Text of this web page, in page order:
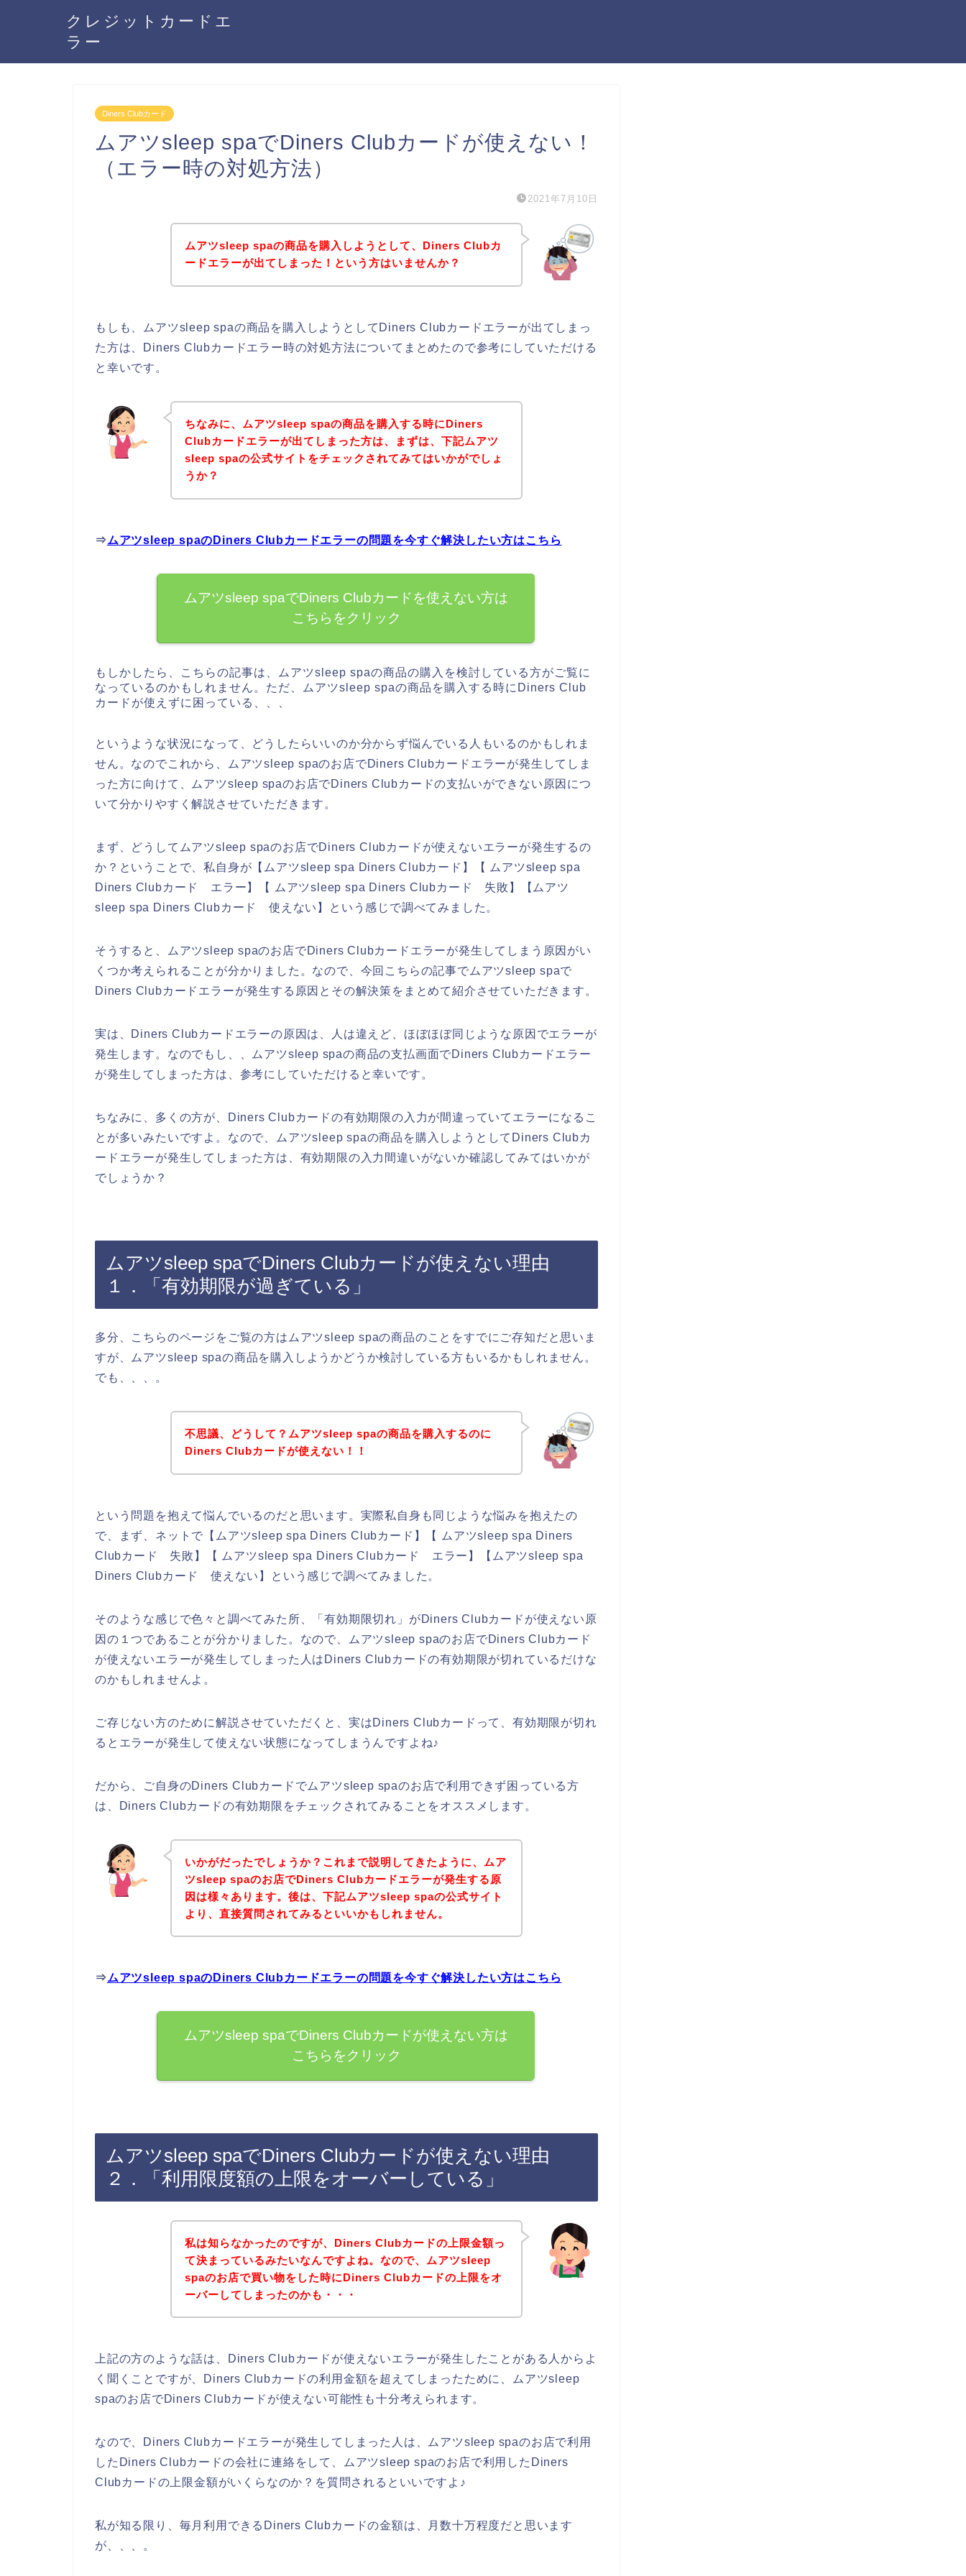
クレジットカードエ
ラー
Diners Clubカード
ムアツsleep spaでDiners Clubカードが使えない！
（エラー時の対処方法）
2021年7月10日
ムアツsleep spaの商品を購入しようとして、Diners Clubカ
ードエラーが出てしまった！という方はいませんか？
もしも、ムアツsleep spaの商品を購入しようとしてDiners Clubカードエラーが出てしまっ
た方は、Diners Clubカードエラー時の対処方法についてまとめたので参考にしていただける
と幸いです。
ちなみに、ムアツsleep spaの商品を購入する時にDiners
Clubカードエラーが出てしまった方は、まずは、下記ムアツ
sleep spaの公式サイトをチェックされてみてはいかがでしょ
うか？
⇒ムアツsleep spaのDiners Clubカードエラーの問題を今すぐ解決したい方はこちら
ムアツsleep spaでDiners Clubカードを使えない方は
こちらをクリック
もしかしたら、こちらの記事は、ムアツsleep spaの商品の購入を検討している方がご覧に
なっているのかもしれません。ただ、ムアツsleep spaの商品を購入する時にDiners Club
カードが使えずに困っている、、、
というような状況になって、どうしたらいいのか分からず悩んでいる人もいるのかもしれま
せん。なのでこれから、ムアツsleep spaのお店でDiners Clubカードエラーが発生してしま
った方に向けて、ムアツsleep spaのお店でDiners Clubカードの支払いができない原因につ
いて分かりやすく解説させていただきます。
まず、どうしてムアツsleep spaのお店でDiners Clubカードが使えないエラーが発生するの
か？ということで、私自身が【ムアツsleep spa Diners Clubカード】【 ムアツsleep spa
Diners Clubカード エラー】【 ムアツsleep spa Diners Clubカード 失敗】【ムアツ
sleep spa Diners Clubカード 使えない】という感じで調べてみました。
そうすると、ムアツsleep spaのお店でDiners Clubカードエラーが発生してしまう原因がい
くつか考えられることが分かりました。なので、今回こちらの記事でムアツsleep spaで
Diners Clubカードエラーが発生する原因とその解決策をまとめて紹介させていただきます。
実は、Diners Clubカードエラーの原因は、人は違えど、ほぼほぼ同じような原因でエラーが
発生します。なのでもし、、ムアツsleep spaの商品の支払画面でDiners Clubカードエラー
が発生してしまった方は、参考にしていただけると幸いです。
ちなみに、多くの方が、Diners Clubカードの有効期限の入力が間違っていてエラーになるこ
とが多いみたいですよ。なので、ムアツsleep spaの商品を購入しようとしてDiners Clubカ
ードエラーが発生してしまった方は、有効期限の入力間違いがないか確認してみてはいかが
でしょうか？
ムアツsleep spaでDiners Clubカードが使えない理由
１．「有効期限が過ぎている」
多分、こちらのページをご覧の方はムアツsleep spaの商品のことをすでにご存知だと思いま
すが、ムアツsleep spaの商品を購入しようかどうか検討している方もいるかもしれません。
でも、、、。
不思議、どうして？ムアツsleep spaの商品を購入するのに
Diners Clubカードが使えない！！
という問題を抱えて悩んでいるのだと思います。実際私自身も同じような悩みを抱えたの
で、まず、ネットで【ムアツsleep spa Diners Clubカード】【 ムアツsleep spa Diners
Clubカード 失敗】【 ムアツsleep spa Diners Clubカード エラー】【ムアツsleep spa
Diners Clubカード 使えない】という感じで調べてみました。
そのような感じで色々と調べてみた所、「有効期限切れ」がDiners Clubカードが使えない原
因の１つであることが分かりました。なので、ムアツsleep spaのお店でDiners Clubカード
が使えないエラーが発生してしまった人はDiners Clubカードの有効期限が切れているだけな
のかもしれませんよ。
ご存じない方のために解説させていただくと、実はDiners Clubカードって、有効期限が切れ
るとエラーが発生して使えない状態になってしまうんですよね♪
だから、ご自身のDiners Clubカードでムアツsleep spaのお店で利用できず困っている方
は、Diners Clubカードの有効期限をチェックされてみることをオススメします。
いかがだったでしょうか？これまで説明してきたように、ムア
ツsleep spaのお店でDiners Clubカードエラーが発生する原
因は様々あります。後は、下記ムアツsleep spaの公式サイト
より、直接質問されてみるといいかもしれません。
⇒ムアツsleep spaのDiners Clubカードエラーの問題を今すぐ解決したい方はこちら
ムアツsleep spaでDiners Clubカードが使えない方は
こちらをクリック
ムアツsleep spaでDiners Clubカードが使えない理由
２．「利用限度額の上限をオーバーしている」
私は知らなかったのですが、Diners Clubカードの上限金額っ
て決まっているみたいなんですよね。なので、ムアツsleep
spaのお店で買い物をした時にDiners Clubカードの上限をオ
ーバーしてしまったのかも・・・
上記の方のような話は、Diners Clubカードが使えないエラーが発生したことがある人からよ
く聞くことですが、Diners Clubカードの利用金額を超えてしまったために、ムアツsleep
spaのお店でDiners Clubカードが使えない可能性も十分考えられます。
なので、Diners Clubカードエラーが発生してしまった人は、ムアツsleep spaのお店で利用
したDiners Clubカードの会社に連絡をして、ムアツsleep spaのお店で利用したDiners
Clubカードの上限金額がいくらなのか？を質問されるといいですよ♪
私が知る限り、毎月利用できるDiners Clubカードの金額は、月数十万程度だと思います
が、、、。